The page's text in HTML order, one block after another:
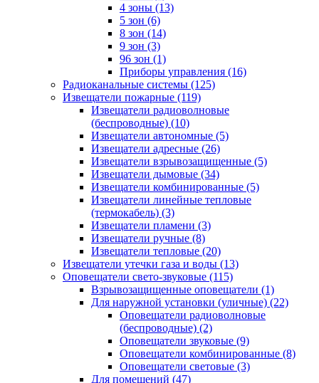
4 зоны (13)
5 зон (6)
8 зон (14)
9 зон (3)
96 зон (1)
Приборы управления (16)
Радиоканальные системы (125)
Извещатели пожарные (119)
Извещатели радиоволновые
(беспроводные) (10)
Извещатели автономные (5)
Извещатели адресные (26)
Извещатели взрывозащищенные (5)
Извещатели дымовые (34)
Извещатели комбинированные (5)
Извещатели линейные тепловые
(термокабель) (3)
Извещатели пламени (3)
Извещатели ручные (8)
Извещатели тепловые (20)
Извещатели утечки газа и воды (13)
Оповещатели свето-звуковые (115)
Взрывозащищенные оповещатели (1)
Для наружной установки (уличные) (22)
Оповещатели радиоволновые
(беспроводные) (2)
Оповещатели звуковые (9)
Оповещатели комбинированные (8)
Оповещатели световые (3)
Для помещений (47)